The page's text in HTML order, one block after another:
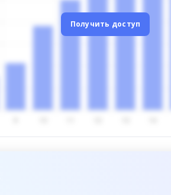
Получить доступ